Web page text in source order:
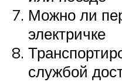
Можно ли
электричке
службой